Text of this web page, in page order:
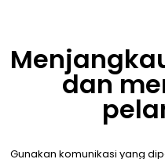
dan
Gunakan komunikasi yang